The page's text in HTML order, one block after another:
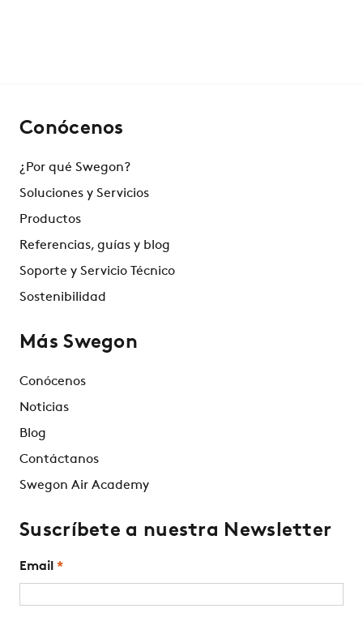
Conócenos
¿Por qué Swegon?
Soluciones y Servicios
Productos
Referencias, guías y blog
Soporte y Servicio Técnico
Sostenibilidad
Más Swegon
Conócenos
Noticias
Blog
Contáctanos
Swegon Air Academy
Suscríbete a nuestra Newsletter
Email *